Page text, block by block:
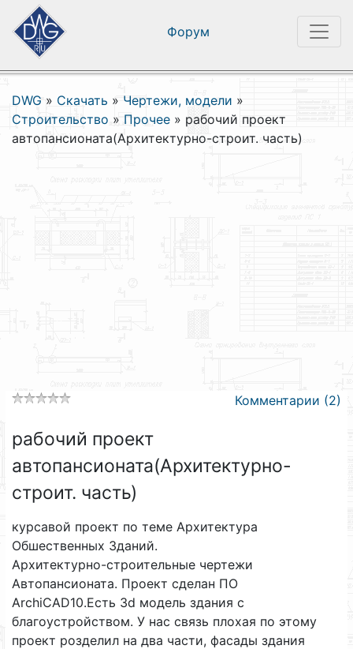
Форум
DWG » Скачать » Чертежи, модели »
Строительство » Прочее » рабочий проект
автопансионата(Архитектурно-строит. часть)
Комментарии (2)
рабочий проект
автопансионата(Архитектурно-
строит. часть)
курсавой проект по теме Архитектура
Обшественных Зданий.
Архитектурно-строительные чертежи
Автопансионата. Проект сделан ПО
ArchiCAD10.Есть 3d модель здания с
благоустройством. У нас связь плохая по этому
проект розделил на два части, фасады здания